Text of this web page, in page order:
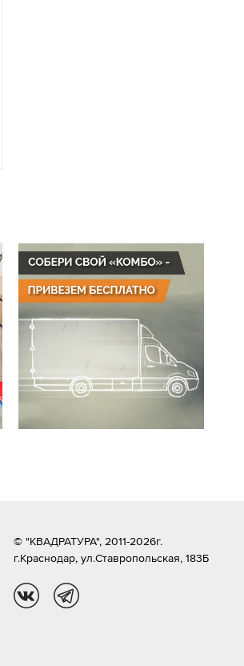
© "КВАДРАТУРА", 2011-2026г.
г.Краснодар, ул.Ставропольская, 183Б